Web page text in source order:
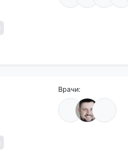
Врачи: